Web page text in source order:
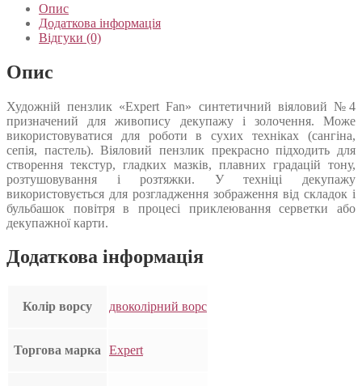
Опис
Додаткова інформація
Відгуки (0)
Опис
Художній пензлик «Expert Fan» синтетичний віяловий №4
призначений для живопису декупажу і золочення. Може
використовуватися для роботи в сухих техніках (сангіна,
сепія, пастель). Віяловий пензлик прекрасно підходить для
створення текстур, гладких мазків, плавних градацій тону,
розтушовування і розтяжки. У техніці декупажу
використовується для розгладження зображення від складок і
бульбашок повітря в процесі приклеювання серветки або
декупажної карти.
Додаткова інформація
Колір ворсу двоколірний ворс
Торгова марка Expert